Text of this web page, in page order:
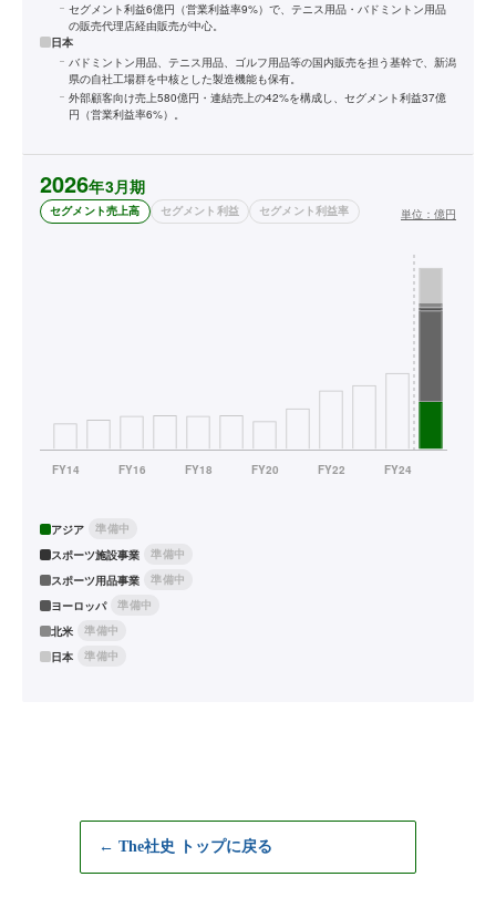
セグメント利益6億円（営業利益率9%）で、テニス用品・バドミントン用品
の販売代理店経由販売が中心。
日本
バドミントン用品、テニス用品、ゴルフ用品等の国内販売を担う基幹で、新潟
県の自社工場群を中核とした製造機能も保有。
外部顧客向け売上580億円・連結売上の42%を構成し、セグメント利益37億
円（営業利益率6%）。
2026年3月期
セグメント売上高 セグメント利益 セグメント利益率 単位： 億円
アジア
準備中
スポーツ施設事業
準備中
スポーツ用品事業
準備中
ヨーロッパ
準備中
北米
準備中
日本
準備中
← The社史 トップに戻る